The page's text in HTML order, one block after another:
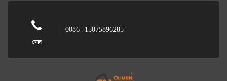
ফোন
0086--15075896285